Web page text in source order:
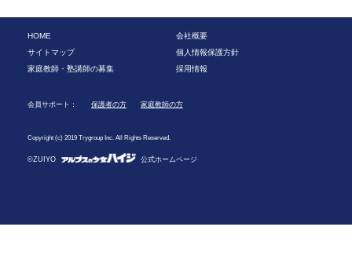
HOME
会社概要
サイトマップ
個人情報保護方針
家庭教師・塾講師の募集
採用情報
会員サポート： 保護者の方 家庭教師の方
Copyright (c) 2019 Trygroup Inc. All Rights Reserved.
©ZUIYO 公式ホームページ